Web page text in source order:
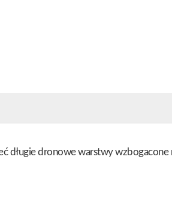
długie dronowe warstwy